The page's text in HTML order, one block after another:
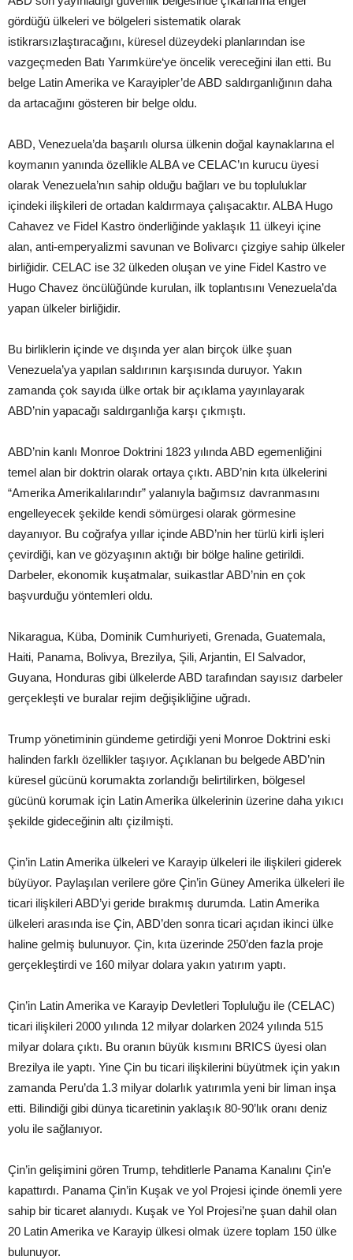
gördüğü ülkeleri ve bölgeleri sistematik olarak
istikrarsızlaştıracağını, küresel düzeydeki planlarından ise
vazgeçmeden Batı Yarımküre‘ye öncelik vereceğini ilan etti. Bu
belge Latin Amerika ve Karayipler’de ABD saldırganlığının daha
da artacağını gösteren bir belge oldu.
ABD, Venezuela’da başarılı olursa ülkenin doğal kaynaklarına el
koymanın yanında özellikle ALBA ve CELAC’ın kurucu üyesi
olarak Venezuela’nın sahip olduğu bağları ve bu topluluklar
içindeki ilişkileri de ortadan kaldırmaya çalışacaktır. ALBA Hugo
Cahavez ve Fidel Kastro önderliğinde yaklaşık 11 ülkeyi içine
alan, anti-emperyalizmi savunan ve Bolivarcı çizgiye sahip ülkeler
birliğidir. CELAC ise 32 ülkeden oluşan ve yine Fidel Kastro ve
Hugo Chavez öncülüğünde kurulan, ilk toplantısını Venezuela’da
yapan ülkeler birliğidir.
Bu birliklerin içinde ve dışında yer alan birçok ülke şuan
Venezuela’ya yapılan saldırının karşısında duruyor. Yakın
zamanda çok sayıda ülke ortak bir açıklama yayınlayarak
ABD’nin yapacağı saldırganlığa karşı çıkmıştı.
ABD’nin kanlı Monroe Doktrini 1823 yılında ABD egemenliğini
temel alan bir doktrin olarak ortaya çıktı. ABD’nin kıta ülkelerini
“Amerika Amerikalılarındır” yalanıyla bağımsız davranmasını
engelleyecek şekilde kendi sömürgesi olarak görmesine
dayanıyor. Bu coğrafya yıllar içinde ABD’nin her türlü kirli işleri
çevirdiği, kan ve gözyaşının aktığı bir bölge haline getirildi.
Darbeler, ekonomik kuşatmalar, suikastlar ABD’nin en çok
başvurduğu yöntemleri oldu.
Nikaragua, Küba, Dominik Cumhuriyeti, Grenada, Guatemala,
Haiti, Panama, Bolivya, Brezilya, Şili, Arjantin, El Salvador,
Guyana, Honduras gibi ülkelerde ABD tarafından sayısız darbeler
gerçekleşti ve buralar rejim değişikliğine uğradı.
Trump yönetiminin gündeme getirdiği yeni Monroe Doktrini eski
halinden farklı özellikler taşıyor. Açıklanan bu belgede ABD’nin
küresel gücünü korumakta zorlandığı belirtilirken, bölgesel
gücünü korumak için Latin Amerika ülkelerinin üzerine daha yıkıcı
şekilde gideceğinin altı çizilmişti.
Çin’in Latin Amerika ülkeleri ve Karayip ülkeleri ile ilişkileri giderek
büyüyor. Paylaşılan verilere göre Çin’in Güney Amerika ülkeleri ile
ticari ilişkileri ABD’yi geride bırakmış durumda. Latin Amerika
ülkeleri arasında ise Çin, ABD’den sonra ticari açıdan ikinci ülke
haline gelmiş bulunuyor. Çin, kıta üzerinde 250’den fazla proje
gerçekleştirdi ve 160 milyar dolara yakın yatırım yaptı.
Çin’in Latin Amerika ve Karayip Devletleri Topluluğu ile (CELAC)
ticari ilişkileri 2000 yılında 12 milyar dolarken 2024 yılında 515
milyar dolara çıktı. Bu oranın büyük kısmını BRICS üyesi olan
Brezilya ile yaptı. Yine Çin bu ticari ilişkilerini büyütmek için yakın
zamanda Peru’da 1.3 milyar dolarlık yatırımla yeni bir liman inşa
etti. Bilindiği gibi dünya ticaretinin yaklaşık 80-90’lık oranı deniz
yolu ile sağlanıyor.
Çin’in gelişimini gören Trump, tehditlerle Panama Kanalını Çin’e
kapattırdı. Panama Çin’in Kuşak ve yol Projesi içinde önemli yere
sahip bir ticaret alanıydı. Kuşak ve Yol Projesi’ne şuan dahil olan
20 Latin Amerika ve Karayip ülkesi olmak üzere toplam 150 ülke
bulunuyor.